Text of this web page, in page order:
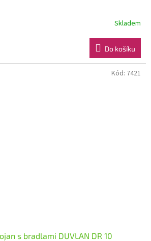
Skladem
Do košíku
s bradlami DUVLAN DR 10
Kód: 7421